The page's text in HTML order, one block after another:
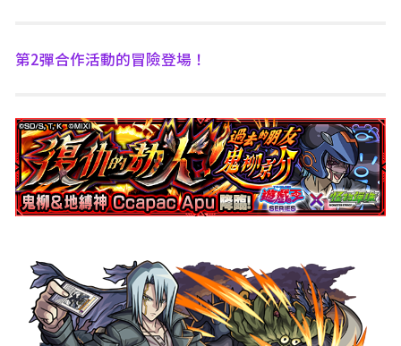
第2彈合作活動的冒險登場！